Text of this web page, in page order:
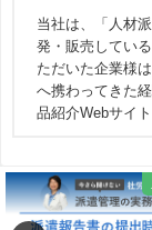
当社は、「人材
発・販売してい
ただいた企業様
へ携わってきた
品紹介Webサイ